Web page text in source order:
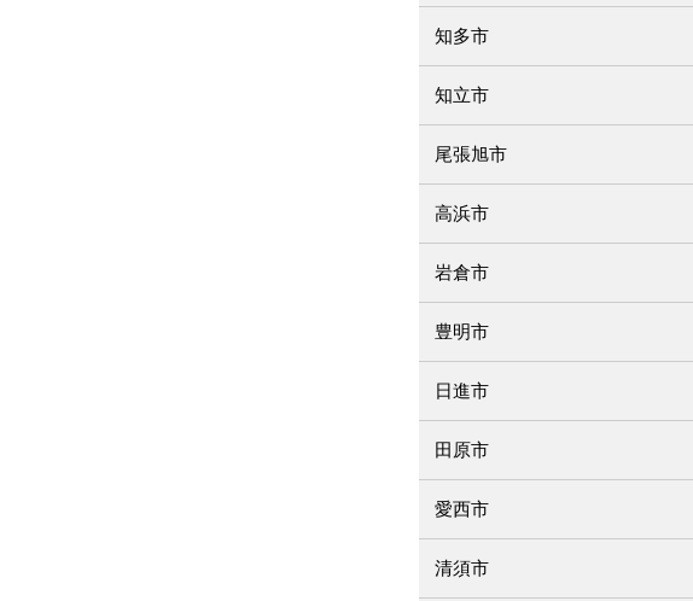
知多市
知立市
尾張旭市
高浜市
岩倉市
豊明市
日進市
田原市
愛西市
清須市